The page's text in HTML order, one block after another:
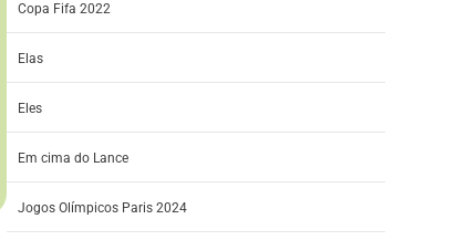
Copa Fifa 2022
Elas
Eles
Em cima do Lance
Jogos Olímpicos Paris 2024